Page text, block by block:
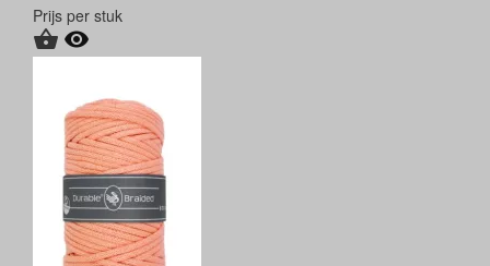
Prijs per stuk
 